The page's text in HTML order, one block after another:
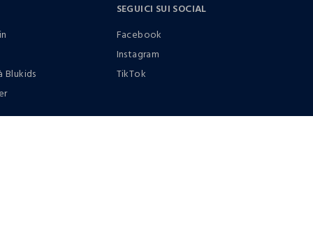
Blukids
SEGUICI SUI SOCIAL
Facebook
Instagram
TikTok